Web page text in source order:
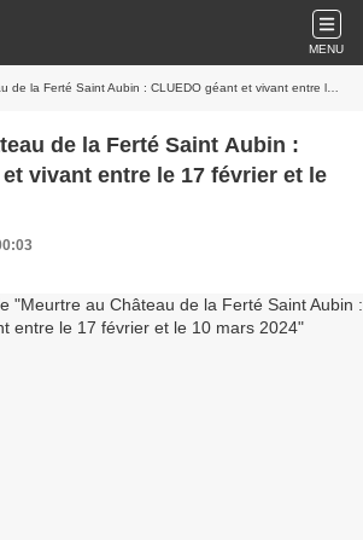
MENU
Saint Aubin : CLUEDO géant et vivant entre le 17 février et le 10 mars 2024
de la Ferté Saint Aubin :
vivant entre le 17 février et le